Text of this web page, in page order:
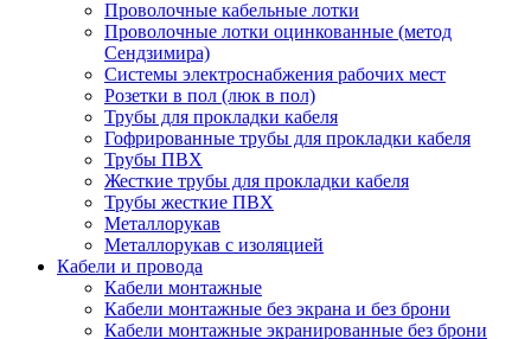
Проволочные кабельные лотки
Проволочные лотки оцинкованные (метод
Сендзимира)
Системы электроснабжения рабочих мест
Розетки в пол (люк в пол)
Трубы для прокладки кабеля
Гофрированные трубы для прокладки кабеля
Трубы ПВХ
Жесткие трубы для прокладки кабеля
Трубы жесткие ПВХ
Металлорукав
Металлорукав с изоляцией
Кабели и провода
Кабели монтажные
Кабели монтажные без экрана и без брони
Кабели монтажные экранированные без брони